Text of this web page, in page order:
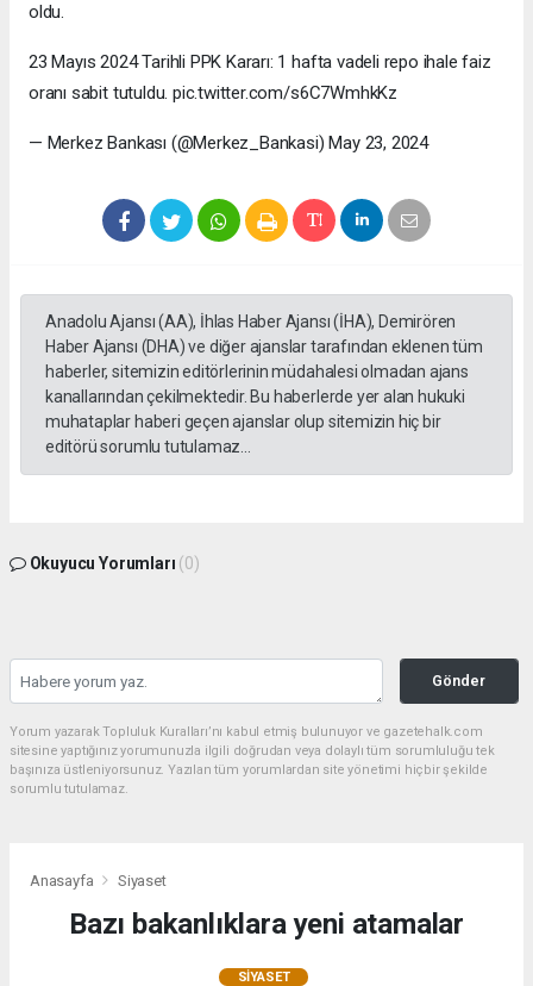
oldu.
23 Mayıs 2024 Tarihli PPK Kararı: 1 hafta vadeli repo ihale faiz
oranı sabit tutuldu. pic.twitter.com/s6C7WmhkKz
— Merkez Bankası (@Merkez_Bankasi) May 23, 2024
Anadolu Ajansı (AA), İhlas Haber Ajansı (İHA), Demirören
Haber Ajansı (DHA) ve diğer ajanslar tarafından eklenen tüm
haberler, sitemizin editörlerinin müdahalesi olmadan ajans
kanallarından çekilmektedir. Bu haberlerde yer alan hukuki
muhataplar haberi geçen ajanslar olup sitemizin hiç bir
editörü sorumlu tutulamaz...
Okuyucu Yorumları (0)
Gönder
Yorum yazarak Topluluk Kuralları’nı kabul etmiş bulunuyor ve gazetehalk.com
sitesine yaptığınız yorumunuzla ilgili doğrudan veya dolaylı tüm sorumluluğu tek
başınıza üstleniyorsunuz. Yazılan tüm yorumlardan site yönetimi hiçbir şekilde
sorumlu tutulamaz.
Anasayfa Siyaset
Bazı bakanlıklara yeni atamalar
SIYASET